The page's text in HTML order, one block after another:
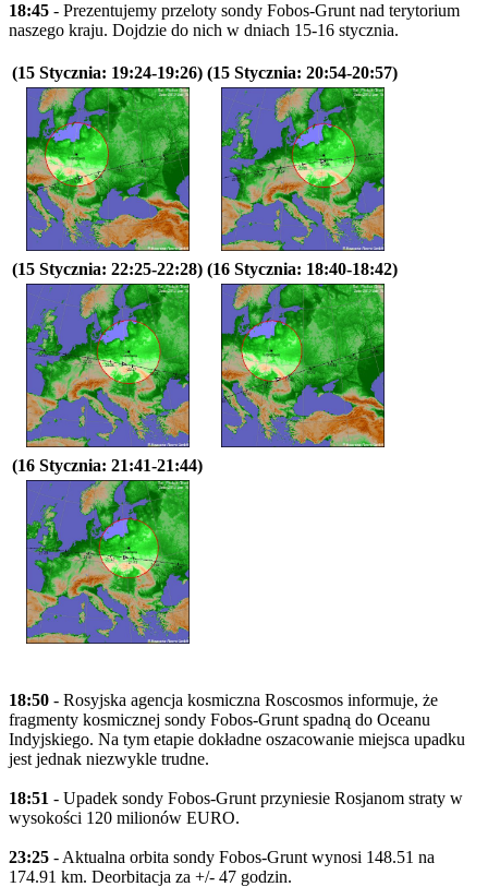
18:45 - Prezentujemy przeloty sondy Fobos-Grunt nad terytorium
naszego kraju. Dojdzie do nich w dniach 15-16 stycznia.
(15 Stycznia: 19:24-19:26) (15 Stycznia: 20:54-20:57)
(15 Stycznia: 22:25-22:28) (16 Stycznia: 18:40-18:42)
(16 Stycznia: 21:41-21:44)
18:50 - Rosyjska agencja kosmiczna Roscosmos informuje, że
fragmenty kosmicznej sondy Fobos-Grunt spadną do Oceanu
Indyjskiego. Na tym etapie dokładne oszacowanie miejsca upadku
jest jednak niezwykle trudne.
18:51 - Upadek sondy Fobos-Grunt przyniesie Rosjanom straty w
wysokości 120 milionów EURO.
23:25 - Aktualna orbita sondy Fobos-Grunt wynosi 148.51 na
174.91 km. Deorbitacja za +/- 47 godzin.